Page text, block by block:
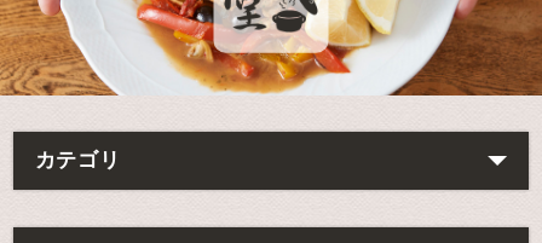
カテゴリ